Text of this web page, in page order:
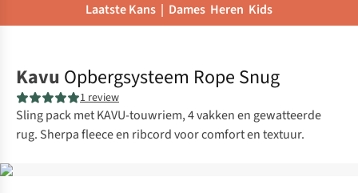
Laatste Kans | Dames Heren Kids
Kavu Opbergsysteem Rope Snug
1 review
Sling pack met KAVU-touwriem, 4 vakken en gewatteerde
rug. Sherpa fleece en ribcord voor comfort en textuur.